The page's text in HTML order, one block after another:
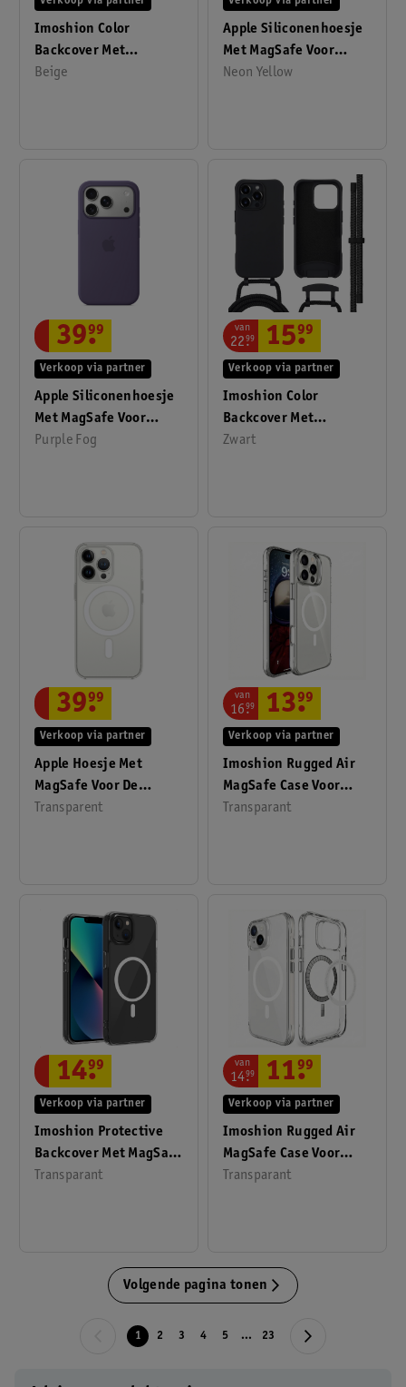
Imoshion Color
Backcover Met
Afneembaar Koord
Beige
Apple Siliconenhoesje
Met MagSafe Voor
IPhone 17 Pro Max
Neon Yellow
Apple Siliconenhoesje
Met MagSafe Voor
IPhone 17 Pro Max
Purple Fog
Verkoop via partner
39.
99
Imoshion Color
Backcover Met
Afneembaar Koord
Zwart
Verkoop via partner
van
22.
99 15.
99
Apple Hoesje Met
MagSafe Voor De
IPhone 13 Pro
Transparent
Verkoop via partner
39.
99
Imoshion Rugged Air
MagSafe Case Voor
Apple IPhone 16 Pro
Transparant
Verkoop via partner
van
16.
99 13.
99
Imoshion Protective
Backcover Met MagSafe
Voor Apple IPhone 13
Transparant
Verkoop via partner
14.
99
Imoshion Rugged Air
MagSafe Case Voor
Apple IPhone 15 Plus
Transparant
Verkoop via partner
van
14.
99 11.
99
Volgende pagina tonen
1 2 3 4 5 ... 23